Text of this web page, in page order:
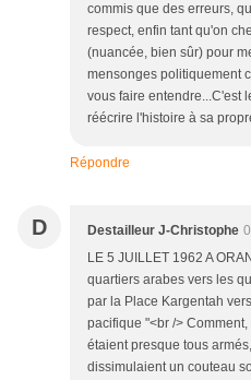
commis que des erreurs,
respect, enfin tant qu'on
(nuancée, bien sûr) pour
mensonges politiquement
vous faire entendre...C'est
réécrire l'histoire à sa
Répondre
D Destailleur J-Christophe
LE 5 JUILLET 1962 A
quartiers arabes vers les
par la Place Kargentah
pacifique "<br />
étaient presque tous
dissimulaient un couteau